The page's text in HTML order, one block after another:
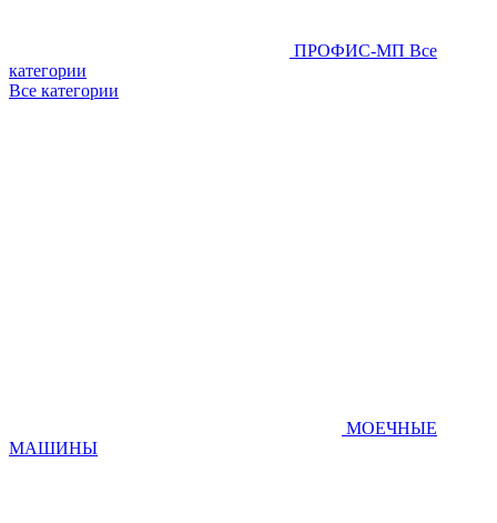
ПРОФИС-МП Все
категории
Все категории
МОЕЧНЫЕ
МАШИНЫ